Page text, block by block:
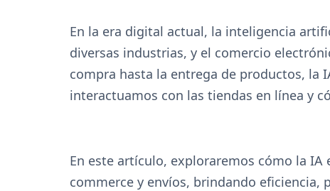
En la era digital actual, la inteligencia
diversas industrias, y el comercio
compra hasta la entrega de productos, la
interactuamos con las tiendas en línea y
En este artículo, exploraremos cómo la
commerce y envíos, brindando eficiencia,